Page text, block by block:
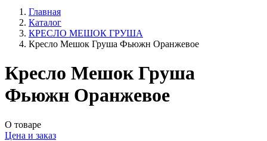
Главная
Каталог
КРЕСЛО МЕШОК ГРУША
Кресло Мешок Груша Фьюжн Оранжевое
Кресло Мешок Груша
Фьюжн Оранжевое
О товаре
Цена и заказ